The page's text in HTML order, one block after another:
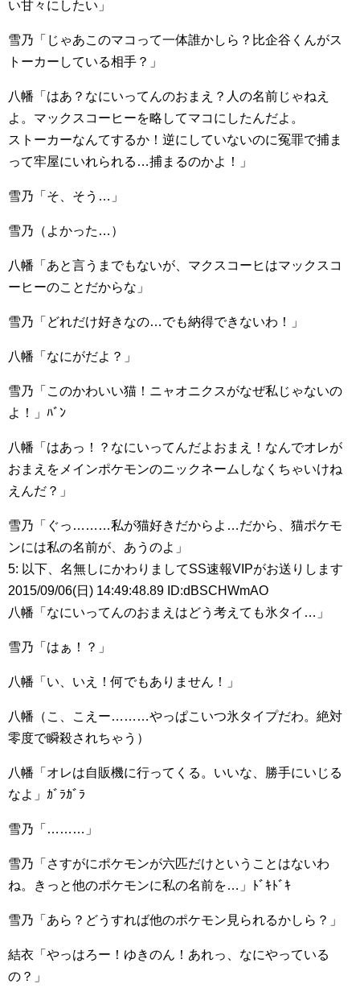
い甘々にしたい」
雪乃「じゃあこのマコって一体誰かしら？比企谷くんがス
トーカーしている相手？」
八幡「はあ？なにいってんのおまえ？人の名前じゃねえ
よ。マックスコーヒーを略してマコにしたんだよ。
ストーカーなんてするか！逆にしていないのに冤罪で捕ま
って牢屋にいれられる…捕まるのかよ！」
雪乃「そ、そう…」
雪乃（よかった…）
八幡「あと言うまでもないが、マクスコーヒはマックスコ
ーヒーのことだからな」
雪乃「どれだけ好きなの…でも納得できないわ！」
八幡「なにがだよ？」
雪乃「このかわいい猫！ニャオニクスがなぜ私じゃないの
よ！」ﾊﾞﾝ
八幡「はあっ！？なにいってんだよおまえ！なんでオレが
おまえをメインポケモンのニックネームしなくちゃいけね
えんだ？」
雪乃「ぐっ………私が猫好きだからよ…だから、猫ポケモ
ンには私の名前が、あうのよ」
5: 以下、名無しにかわりましてSS速報VIPがお送りします
2015/09/06(日) 14:49:48.89 ID:dBSCHWmAO
八幡「なにいってんのおまえはどう考えても氷タイ…」
雪乃「はぁ！？」
八幡「い、いえ！何でもありません！」
八幡（こ、こえー………やっぱこいつ氷タイプだわ。絶対
零度で瞬殺されちゃう）
八幡「オレは自販機に行ってくる。いいな、勝手にいじる
なよ」ｶﾞﾗｶﾞﾗ
雪乃「………」
雪乃「さすがにポケモンが六匹だけということはないわ
ね。きっと他のポケモンに私の名前を…」ﾄﾞｷﾄﾞｷ
雪乃「あら？どうすれば他のポケモン見られるかしら？」
結衣「やっはろー！ゆきのん！あれっ、なにやっている
の？」